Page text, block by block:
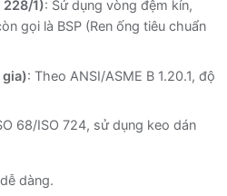
228/1): Sử dụng vòng đệm kín,
gọi là BSP (Ren ống tiêu chuẩn
gia): Theo ANSI/ASME B 1.20.1, độ
68/ISO 724, sử dụng keo dán
dàng.